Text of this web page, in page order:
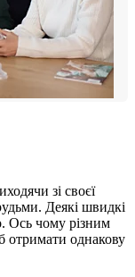
зі своєї
Деякі швидкі
Ось чому різним
отримати однакову